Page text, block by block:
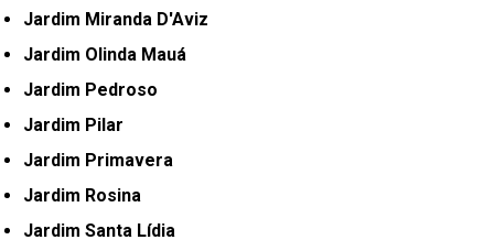
Jardim Miranda D'Aviz
Jardim Olinda Mauá
Jardim Pedroso
Jardim Pilar
Jardim Primavera
Jardim Rosina
Jardim Santa Lídia